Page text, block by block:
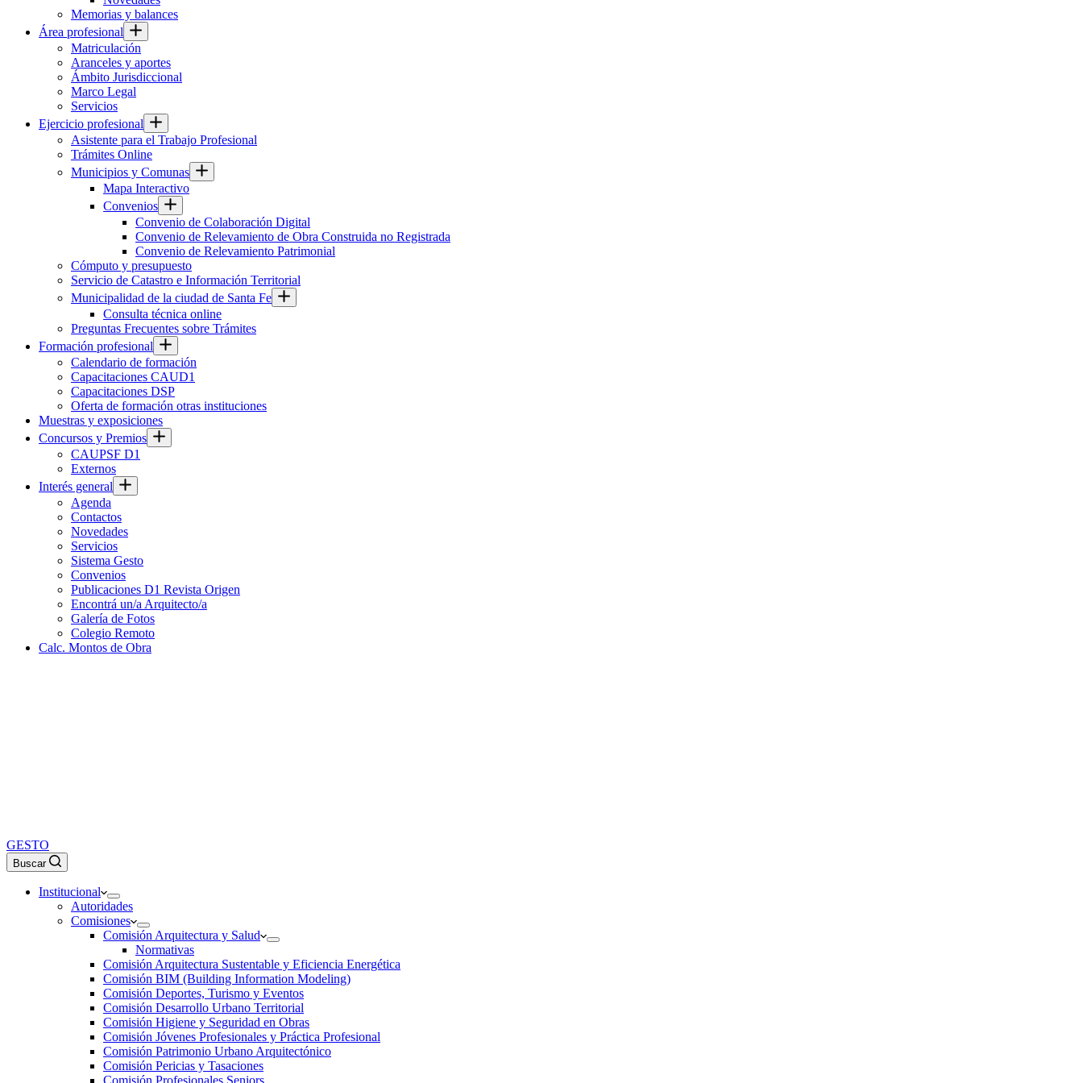
Memorias y balances
Área profesional
Matriculación
Aranceles y aportes
Ámbito Jurisdiccional
Marco Legal
Servicios
Ejercicio profesional
Asistente para el Trabajo Profesional
Trámites Online
Municipios y Comunas
Mapa Interactivo
Convenios
Convenio de Colaboración Digital
Convenio de Relevamiento de Obra Construida no Registrada
Convenio de Relevamiento Patrimonial
Cómputo y presupuesto
Servicio de Catastro e Información Territorial
Municipalidad de la ciudad de Santa Fe
Consulta técnica online
Preguntas Frecuentes sobre Trámites
Formación profesional
Calendario de formación
Capacitaciones CAUD1
Capacitaciones DSP
Oferta de formación otras instituciones
Muestras y exposiciones
Concursos y Premios
CAUPSF D1
Externos
Interés general
Agenda
Contactos
Novedades
Servicios
Sistema Gesto
Convenios
Publicaciones D1 Revista Origen
Encontrá un/a Arquitecto/a
Galería de Fotos
Colegio Remoto
Calc. Montos de Obra
GESTO
Buscar
Institucional
Autoridades
Comisiones
Comisión Arquitectura y Salud
Normativas
Comisión Arquitectura Sustentable y Eficiencia Energética
Comisión BIM (Building Information Modeling)
Comisión Deportes, Turismo y Eventos
Comisión Desarrollo Urbano Territorial
Comisión Higiene y Seguridad en Obras
Comisión Jóvenes Profesionales y Práctica Profesional
Comisión Patrimonio Urbano Arquitectónico
Comisión Pericias y Tasaciones
Comisión Profesionales Seniors